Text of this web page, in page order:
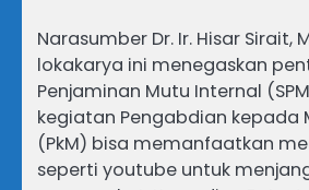
Narasumber Dr. Ir. Hisar Sirait,
lokakarya ini menegaskan
Penjaminan Mutu Internal
kegiatan Pengabdian kepada
(PkM) bisa memanfaatkan
seperti youtube untuk